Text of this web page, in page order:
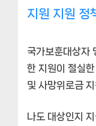
지원 지원 정
국가보훈대상자
한 지원이 절실
및 사망위로금
나도 대상인지